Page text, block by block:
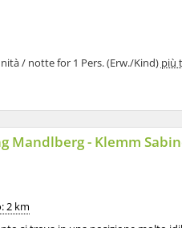
/ notte for 1 Pers. (Erw./Kind) più
Mandlberg - Klemm
2 km